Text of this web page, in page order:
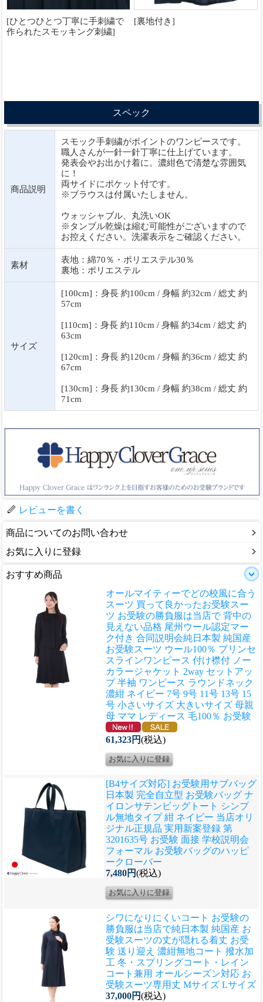
[ひとつひとつ丁寧に手刺繍で
作られたスモッキング刺繍]
[裏地付き]
スペック
商品説明
スモック手刺繍がポイントのワンピースです。
職人さんが一針一針丁寧に仕上げています。
発表会やお出かけ着に。濃紺色で清楚な雰囲気
に！
両サイドにポケット付です。
※ブラウスは付属いたしません。
ウォッシャブル、丸洗いOK
※タンブル乾燥は縮む可能性がございますので
お控えください。洗濯表示をご確認ください。
素材
表地：綿70％・ポリエステル30％
裏地：ポリエステル
サイズ
[100cm]：身長 約100cm / 身幅 約32cm / 総丈 約
57cm
[110cm]：身長 約110cm / 身幅 約34cm / 総丈 約
63cm
[120cm]：身長 約120cm / 身幅 約36cm / 総丈 約
67cm
[130cm]：身長 約130cm / 身幅 約38cm / 総丈 約
71cm
レビューを書く
商品についてのお問い合わせ
お気に入りに登録
おすすめ商品
オールマイティーでどの校風に合う
スーツ 買って良かったお受験スー
ツ お受験の勝負服は当店で 背中の
見えない品格 尾州ウール認定マー
ク付き 合同説明会純日本製 純国産
お受験スーツ ウール100％ プリンセ
スラインワンピース 付け襟付 ノー
カラージャケット 2way セットアッ
プ 半袖 ワンピース ラウンドネック
濃紺 ネイビー 7号 9号 11号 13号 15
号 小さいサイズ 大きいサイズ 母親
母 ママ レディース 毛100％ お受験
61,323円(税込)
[B4サイズ対応] お受験用サブバッグ
日本製 完全自立型 お受験バッグ ナ
イロンサテンビッグトート シンプ
ル無地タイプ 紺 ネイビー 当店オリ
ジナル正規品 実用新案登録 第
3201635号 お受験 面接 学校説明会
フォーマル お受験バッグのハッピ
ークローバー
7,480円(税込)
シワになりにくいコート お受験の
勝負服は当店で純日本製 純国産 お
受験スーツの丈が隠れる着丈 お受
験 送り迎え 濃紺無地コート 撥水加
工 冬・スプリングコート・レイン
コート兼用 オールシーズン対応 お
受験スーツ専用丈 Mサイズ Lサイズ
37,000円(税込)